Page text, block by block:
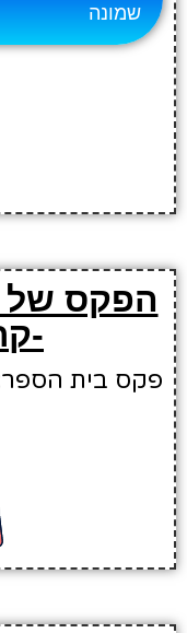
שמונה
הפקס של
-
פקס בית הספר: 04-